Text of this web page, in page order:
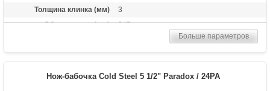
Толщина клинка (мм)
3
Общая длина (мм)
247
Вес (гр)
164
Больше параметров
Нож-бабочка Cold Steel 5 1/2" Paradox / 24PA